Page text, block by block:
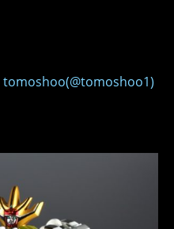
tomoshoo(@tomoshoo1)